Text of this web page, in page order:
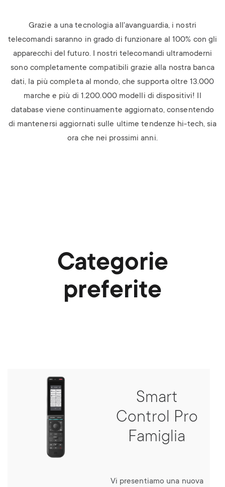
Grazie a una tecnologia all'avanguardia, i nostri
telecomandi saranno in grado di funzionare al 100% con gli
apparecchi del futuro.
I nostri telecomandi ultramoderni
sono completamentecompatibili grazie alla nostra banca
dati, la più completa al mondo, che supporta oltre 13.000
marche e più di 1.200.000 modelli di dispositivi! Il
database vienecontinuamente aggiornato, consentendo
di mantenersi aggiornati sulle ultime tendenze hi-tech, sia
ora che nei prossimi anni.
Categorie
preferite
Smart
Control Pro
Famiglia
Vi presentiamo una nuova